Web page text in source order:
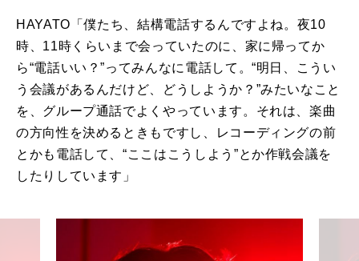
HAYATO「僕たち、結構電話するんですよね。夜10
時、 11時くらいまで会っていたのに、家に帰ってか
ら“電話いい？”ってみんなに電話して。“明日、こうい
う会議があるんだけど、どうしようか？”みたいなこと
を、グループ通話でよくやっています。それは、楽曲
の方向性を決めるときもですし、レコーディングの前
とかも電話して、“ここはこうしよう”とか作戦会議を
したりしています」